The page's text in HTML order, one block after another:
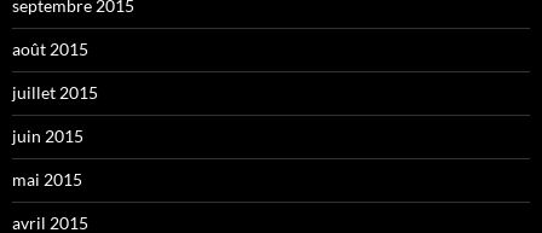
septembre 2015
août 2015
juillet 2015
juin 2015
mai 2015
avril 2015